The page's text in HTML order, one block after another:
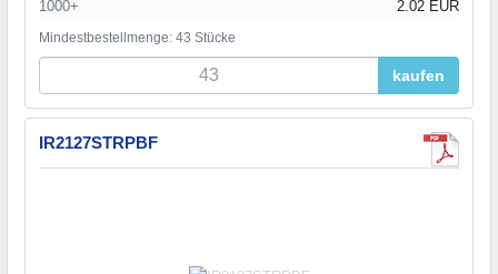
1000+
2.02 EUR
Mindestbestellmenge: 43 Stücke
kaufen
IR2127STRPBF